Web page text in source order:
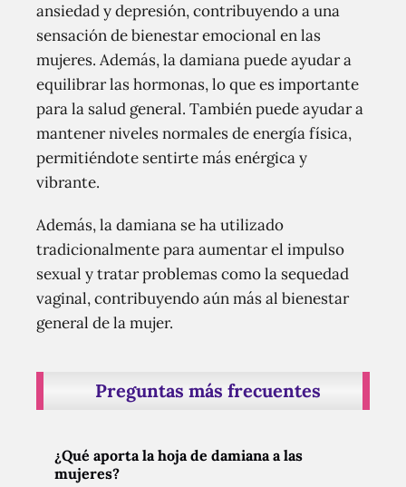
ansiedad y depresión, contribuyendo a una
sensación de bienestar emocional en las
mujeres. Además, la damiana puede ayudar a
equilibrar las hormonas, lo que es importante
para la salud general. También puede ayudar a
mantener niveles normales de energía física,
permitiéndote sentirte más enérgica y
vibrante.
Además, la damiana se ha utilizado
tradicionalmente para aumentar el impulso
sexual y tratar problemas como la sequedad
vaginal, contribuyendo aún más al bienestar
general de la mujer.
Preguntas más frecuentes
¿Qué aporta la hoja de damiana a las
mujeres?